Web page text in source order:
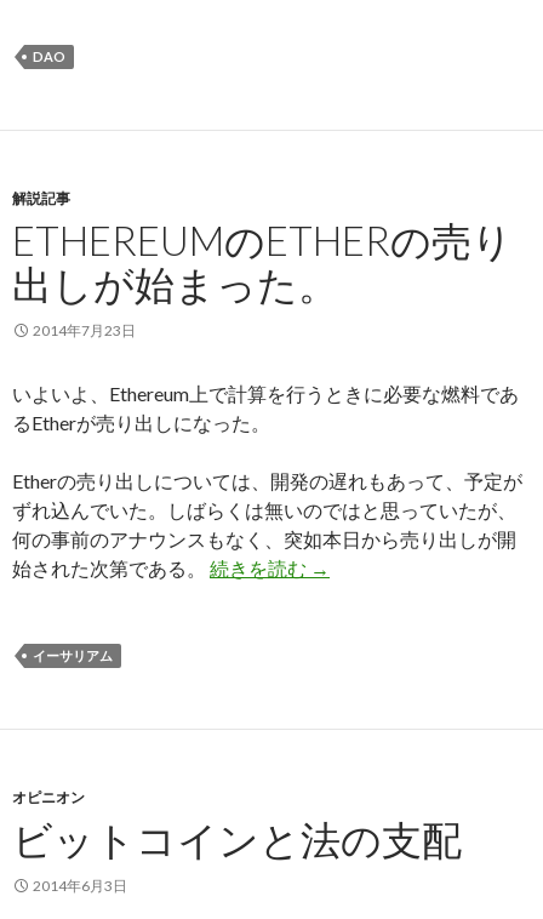
DAO
解説記事
ETHEREUMのETHERの売り
出しが始まった。
2014年7月23日
いよいよ、Ethereum上で計算を行うときに必要な燃料であ
るEtherが売り出しになった。
Etherの売り出しについては、開発の遅れもあって、予定が
ずれ込んでいた。しばらくは無いのではと思っていたが、
何の事前のアナウンスもなく、突如本日から売り出しが開
始された次第である。 続きを読む EthereumのEtherの売り出
→
イーサリアム
オピニオン
ビットコインと法の支配
2014年6月3日